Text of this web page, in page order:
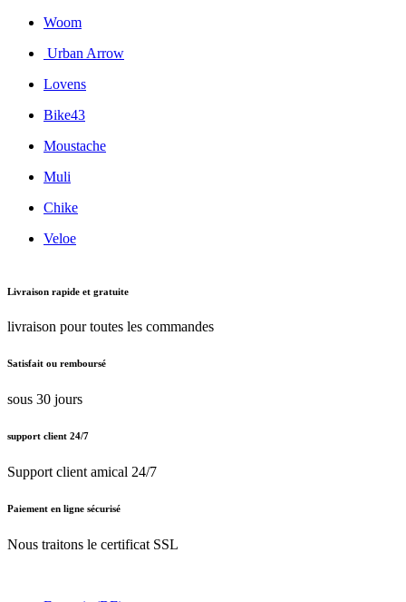
Woom
Urban Arrow
Lovens
Bike43
Moustache
Muli
Chike
Veloe
Livraison rapide et gratuite
livraison pour toutes les commandes
Satisfait ou remboursé
sous 30 jours
support client 24/7
Support client amical 24/7
Paiement en ligne sécurisé
Nous traitons le certificat SSL